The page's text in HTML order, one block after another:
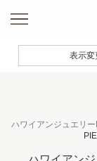
ハワイアンジュエリ
表示変